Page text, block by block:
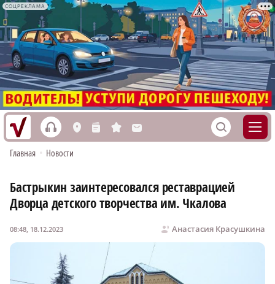
СОЦРЕКЛАМА
h L n s M S
Главная • Новости
Бастрыкин заинтересовался реставрацией
Дворца детского творчества им. Чкалова
Анастасия Красушкина
08:48, 18.12.2023